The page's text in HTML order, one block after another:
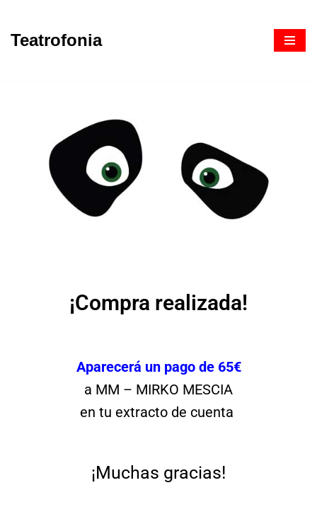
Saltar
Teatrofonia
¡Compra realizada!
Aparecerá un pago de 65€
a MM – MIRKO MESCIA
en tu extracto de cuenta
¡Muchas gracias!